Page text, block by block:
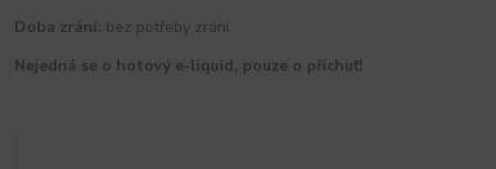
Doba zrání: bez potřeby zrání
Nejedná se o hotový e-liquid, pouze o příchuť!